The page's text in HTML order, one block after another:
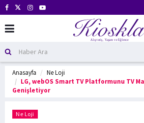
Anasayfa
Ne Loji
LG, webOS Smart TV Platformunu TV
Genişletiyor
Ne Loji